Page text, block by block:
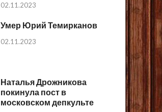
02.11.2023
Умер Юрий Темирканов
02.11.2023
Наталья Дрожникова
покинула пост в
московском депкульте